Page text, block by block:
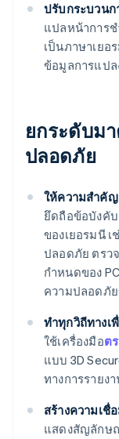
ปรับกระบวนก
แปลหน้าการ
เป็นภาษาเยอ
ข้อมูลการแปล
ยกระดับม
ปลอดภัย
ให้ความสำคั
ยึดถือข้อบังคั
ของเยอรมนี เ
ปลอดภัย ตรว
กำหนดของ
ความปลอดภั
ทำทุกวิถีทางเ
ใช้เครื่องมือต
แบบ 3D
ทางการรายง
สร้างความเชื่
แสดงสัญลักษ